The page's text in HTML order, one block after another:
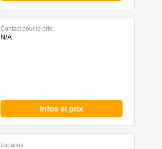
Contact pour le prix:
N/A
Infos et prix
Espaces: